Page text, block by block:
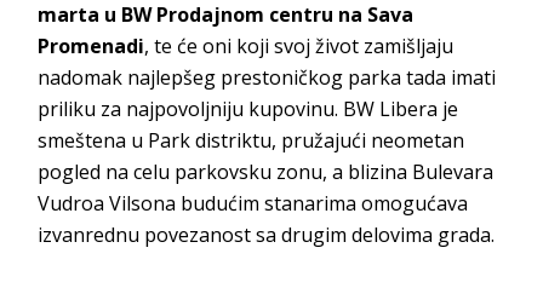
marta u BW Prodajnom centru na Sava
Promenadi, te će oni koji svoj život zamišljaju
nadomak najlepšeg prestoničkog parka tada imati
priliku za najpovoljniju kupovinu. BW Libera je
smeštena u Park distriktu, pružajući neometan
pogled na celu parkovsku zonu, a blizina Bulevara
Vudroa Vilsona budućim stanarima omogućava
izvanrednu povezanost sa drugim delovima grada.